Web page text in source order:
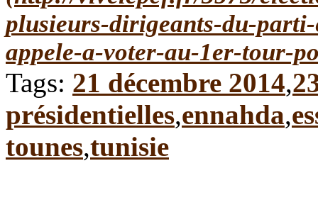
Tags: 21 décembre 2014,
présidentielles,ennahda,
tounes,tunisie